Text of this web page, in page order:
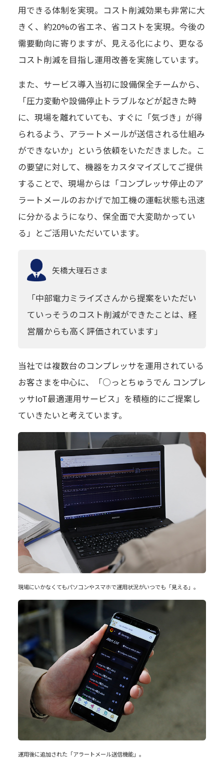
用できる体制を実現。コスト削減効果も非常に大
きく、約20%の省エネ、省コストを実現。今後の
需要動向に寄りますが、見える化により、更なる
コスト削減を目指し運用改善を実施しています。
また、サービス導入当初に設備保全チームから、
「圧力変動や設備停止トラブルなどが起きた時
に、現場を離れていても、すぐに「気づき」が得
られるよう、アラートメールが送信される仕組み
ができないか」という依頼をいただきました。こ
の要望に対して、機器をカスタマイズしてご提供
することで、現場からは「コンプレッサ停止のア
ラートメールのおかげで加工機の運転状態も迅速
に分かるようになり、保全面で大変助かってい
る」とご活用いただいています。
矢橋大理石さま
「中部電力ミライズさんから提案をいただい
ていっそうのコスト削減ができたことは、経
営層からも高く評価されています」
当社では複数台のコンプレッサを運用されている
お客さまを中心に、「○っとちゅうでん コンプレ
ッサIoT最適運用サービス」を積極的にご提案し
ていきたいと考えています。
現場にいかなくてもパソコンやスマホで運用状況がいつでも「見える」。
運用後に追加された「アラートメール送信機能」。